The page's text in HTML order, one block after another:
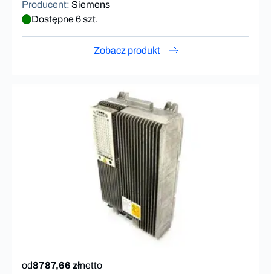
Producent: Siemens
Dostępne 6 szt.
Zobacz produkt
od8787,66 złnetto